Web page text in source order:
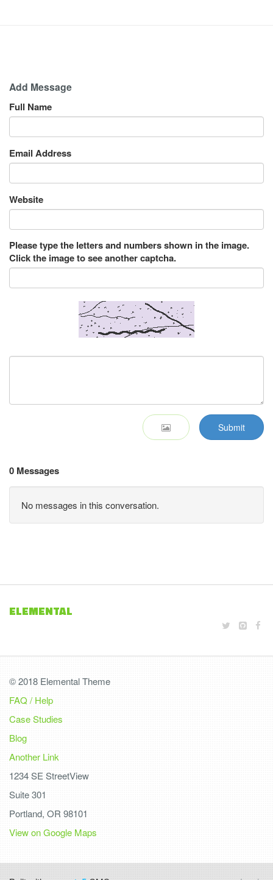
Add Message
Full Name
Email Address
Website
Please type the letters and numbers shown in the image.
Click the image to see another captcha.
Submit
0 Messages
No messages in this conversation.
ELEMENTAL
© 2018 Elemental Theme
FAQ / Help
Case Studies
Blog
Another Link
1234 SE StreetView
Suite 301
Portland, OR 98101
View on Google Maps